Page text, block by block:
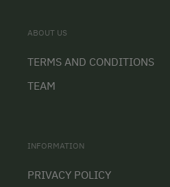
ABOUT US
TERMS AND CONDITIONS
TEAM
INFORMATION
PRIVACY POLICY